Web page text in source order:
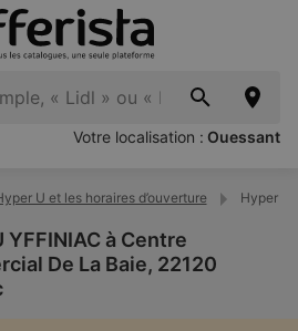
Votre localisation : Ouessant
U et les horaires d’ouverture Hyper U
YFFINIAC à Centre
De La Baie, 22120